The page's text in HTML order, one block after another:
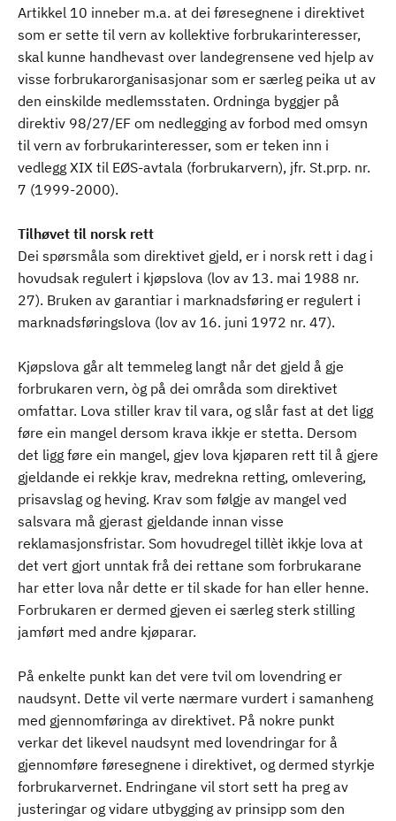
Artikkel 10 inneber m.a. at dei føresegnene i direktivet
som er sette til vern av kollektive forbrukarinteresser,
skal kunne handhevast over landegrensene ved hjelp av
visse forbrukarorganisasjonar som er særleg peika ut av
den einskilde medlemsstaten. Ordninga byggjer på
direktiv 98/27/EF om nedlegging av forbod med omsyn
til vern av forbrukarinteresser, som er teken inn i
vedlegg XIX til EØS-avtala (forbrukarvern), jfr. St.prp. nr.
7 (1999-2000).
Tilhøvet til norsk rett
Dei spørsmåla som direktivet gjeld, er i norsk rett i dag i
hovudsak regulert i kjøpslova (lov av 13. mai 1988 nr.
27). Bruken av garantiar i marknadsføring er regulert i
marknadsføringslova (lov av 16. juni 1972 nr. 47).
Kjøpslova går alt temmeleg langt når det gjeld å gje
forbrukaren vern, òg på dei områda som direktivet
omfattar. Lova stiller krav til vara, og slår fast at det ligg
føre ein mangel dersom krava ikkje er stetta. Dersom
det ligg føre ein mangel, gjev lova kjøparen rett til å gjere
gjeldande ei rekkje krav, medrekna retting, omlevering,
prisavslag og heving. Krav som følgje av mangel ved
salsvara må gjerast gjeldande innan visse
reklamasjonsfristar. Som hovudregel tillèt ikkje lova at
det vert gjort unntak frå dei rettane som forbrukarane
har etter lova når dette er til skade for han eller henne.
Forbrukaren er dermed gjeven ei særleg sterk stilling
jamført med andre kjøparar.
På enkelte punkt kan det vere tvil om lovendring er
naudsynt. Dette vil verte nærmare vurdert i samanheng
med gjennomføringa av direktivet. På nokre punkt
verkar det likevel naudsynt med lovendringar for å
gjennomføre føresegnene i direktivet, og dermed styrkje
forbrukarvernet. Endringane vil stort sett ha preg av
justeringar og vidare utbygging av prinsipp som den